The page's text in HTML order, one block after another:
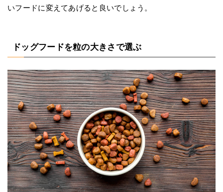
いフードに変えてあげると良いでしょう。
ドッグフードを粒の大きさで選ぶ